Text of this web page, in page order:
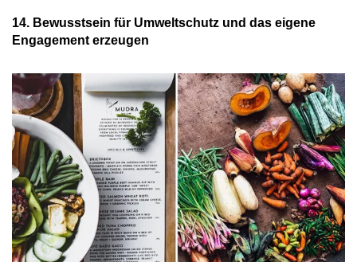
14. Bewusstsein für Umweltschutz und das eigene
Engagement erzeugen